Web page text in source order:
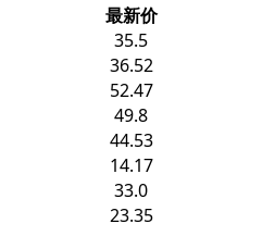
最新价
35.5
36.52
52.47
49.8
44.53
14.17
33.0
23.35